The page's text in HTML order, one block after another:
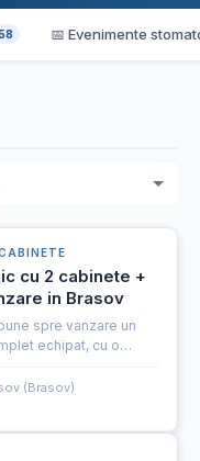
📅 Evenimente
cu 2 cabinete +
in Brasov
spre vanzare un
echipat, cu o
din doua cabinete
si ...
(Brasov)